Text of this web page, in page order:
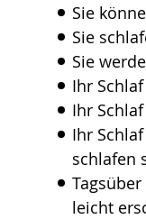
Sie
Sie
Sie
Ihr
Ihr
Ihr
schlafen
leicht
wechseln.
Deutscher
Gebärdensprache
angezeigt.